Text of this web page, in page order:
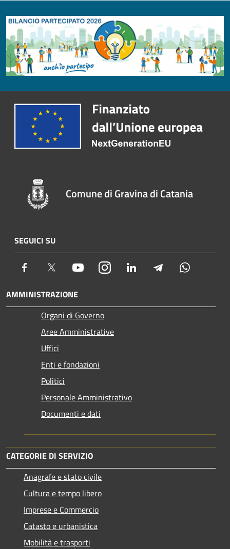
Comune di Gravina di Catania
SEGUICI SU
Facebook Twitter YoutubeInstagram LinkedIn Telegram
AMMINISTRAZIONE
Organi di Governo
Aree Amministrative
Uffici
Enti e fondazioni
Politici
Personale Amministrativo
Documenti e dati
CATEGORIE DI SERVIZIO
Anagrafe e stato civile
Cultura e tempo libero
Imprese e Commercio
Catasto e urbanistica
Mobilità e trasporti